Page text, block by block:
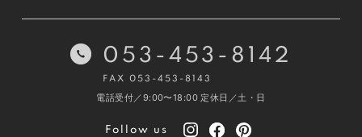
053-453-8142
FAX 053-453-8143
電話受付／9:00〜18:00 定休日／土・日
Follow us